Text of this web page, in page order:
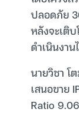
ปลอดภัย
หลังจะเติ
ดำเนินงา
นายวิชา โ
เสนอขาย
Ratio